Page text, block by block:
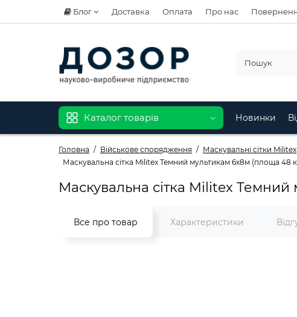
Блог Доставка Оплата Про нас
Каталог товарів Новинки
Головна Військове спорядження Маскувальні сітки Militex
Маскувальна сітка Militex Темний мультикам 6х8м (площа 48
Маскувальна сітка Militex
Все про товар Характеристики